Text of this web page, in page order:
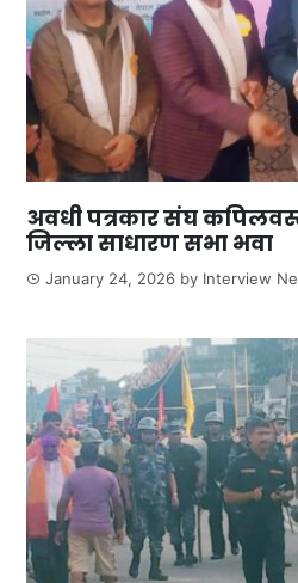
अवधी पत्रकार संघ
जिल्ला साधारण सभा भवा
January 24, 2026 by Interview